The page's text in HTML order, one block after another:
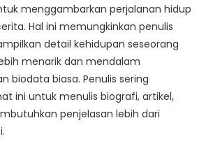
menggambarkan perjalanan hidup
Hal ini memungkinkan penulis
detail kehidupan seseorang
menarik dan mendalam
biodata biasa. Penulis sering
ini untuk menulis biografi, artikel,
penjelasan lebih dari